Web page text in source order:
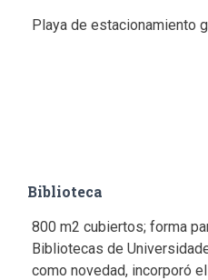
Playa de estacionamiento
Biblioteca
800 m2 cubiertos; forma
Bibliotecas de
como novedad, incorporó